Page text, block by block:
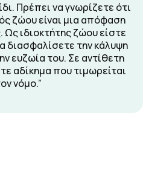
Πρέπει να γνωρίζετε ότι
ζώου είναι μια απόφαση
ιδιοκτήτης ζώου είστε
διασφαλίσετε την κάλυψη
ευζωία του. Σε αντίθετη
αδίκημα που τιμωρείται
νόμο.”